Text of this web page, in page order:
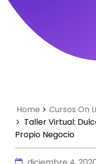
Home Cursos On
Taller Virtual:
Propio Negocio